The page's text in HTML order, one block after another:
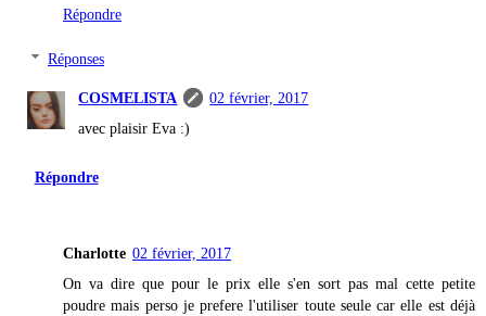
Répondre
Réponses
COSMELISTA
02 février, 2017
avec plaisir Eva :)
Répondre
Charlotte 02 février, 2017
On va dire que pour le prix elle s'en sort pas mal cette petite
poudre mais perso je prefere l'utiliser toute seule car elle est déjà